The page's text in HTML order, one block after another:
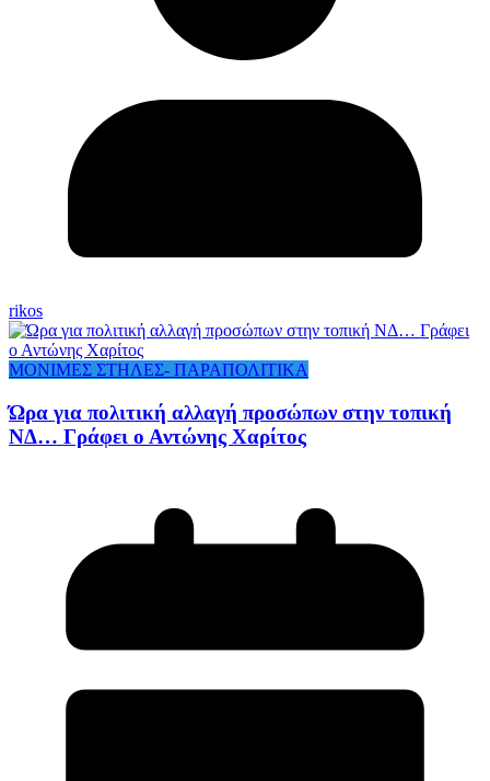
rikos
ΜΟΝΙΜΕΣ ΣΤΗΛΕΣ- ΠΑΡΑΠΟΛΙΤΙΚΑ
Ώρα για πολιτική αλλαγή προσώπων στην τοπική
ΝΔ… Γράφει ο Αντώνης Χαρίτος